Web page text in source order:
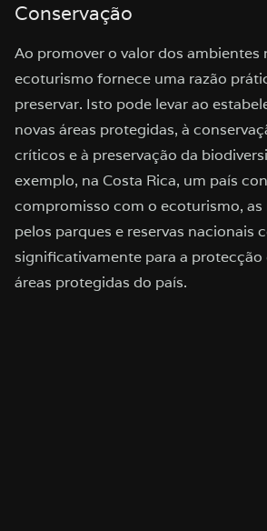
Conservação
Ao promover o valor dos ambientes
ecoturismo fornece uma razão
preservar. Isto pode levar ao
novas áreas protegidas, à
críticos e à preservação da
exemplo, na Costa Rica, um país
compromisso com o ecoturismo, as
pelos parques e reservas nacionais
significativamente para a protecção
áreas protegidas do país.